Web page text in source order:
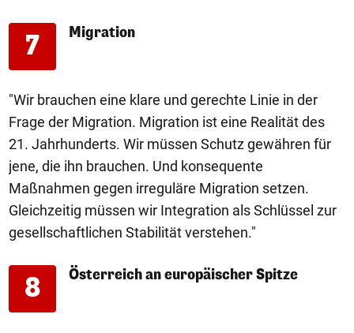
7 Migration
"Wir brauchen eine klare und gerechte Linie in der
Frage der Migration. Migration ist eine Realität des
21. Jahrhunderts. Wir müssen Schutz gewähren für
jene, die ihn brauchen. Und konsequente
Maßnahmen gegen irreguläre Migration setzen.
Gleichzeitig müssen wir Integration als Schlüssel zur
gesellschaftlichen Stabilität verstehen."
8 Österreich an europäischer Spitze